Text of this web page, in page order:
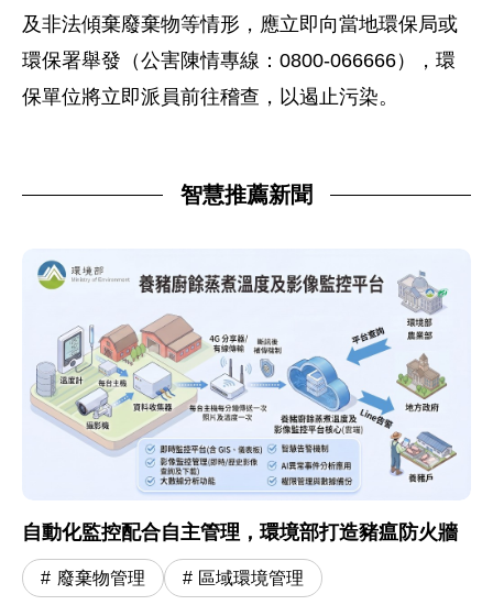
及非法傾棄廢棄物等情形，應立即向當地環保局或
環保署舉發（公害陳情專線：0800-066666），環
保單位將立即派員前往稽查，以遏止污染。
智慧推薦新聞
自動化監控配合自主管理，環境部打造豬瘟防火牆
廢棄物管理 區域環境管理